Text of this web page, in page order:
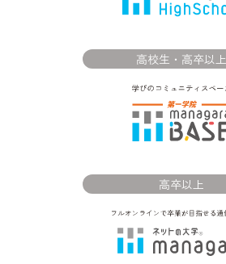
高校生・高卒以上
高卒以上